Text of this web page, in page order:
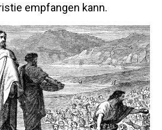
empfangen kann.